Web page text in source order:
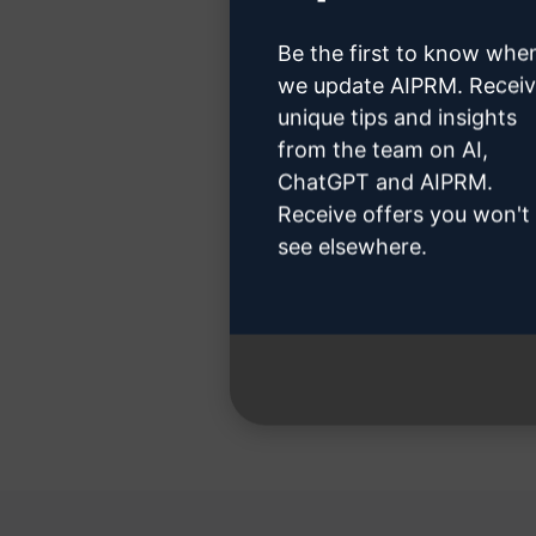
Be the first to know
we update AIPRM.
unique tips and insights
from the team on AI,
ChatGPT and AIPRM.
Receive offers you won't
see elsewhere.